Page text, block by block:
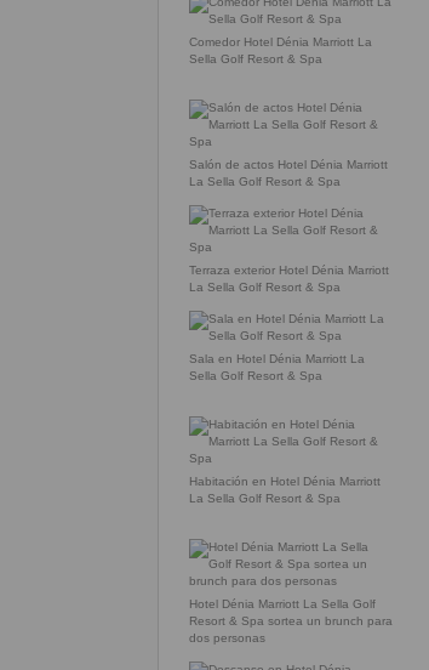
Comedor Hotel Dénia Marriott La
Sella Golf Resort & Spa
Salón de actos Hotel Dénia Marriott
La Sella Golf Resort & Spa
Terraza exterior Hotel Dénia Marriott
La Sella Golf Resort & Spa
Sala en Hotel Dénia Marriott La
Sella Golf Resort & Spa
Habitación en Hotel Dénia Marriott
La Sella Golf Resort & Spa
Hotel Dénia Marriott La Sella Golf
Resort & Spa sortea un brunch para
dos personas